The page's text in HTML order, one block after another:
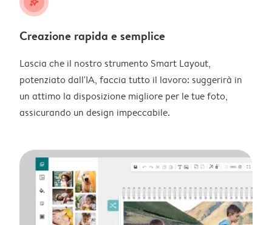
stars_plus
Creazione rapida e semplice
Lascia che il nostro strumento Smart Layout,
potenziato dall'IA, faccia tutto il lavoro: suggerirà in
un attimo la disposizione migliore per le tue foto,
assicurando un design impeccabile.